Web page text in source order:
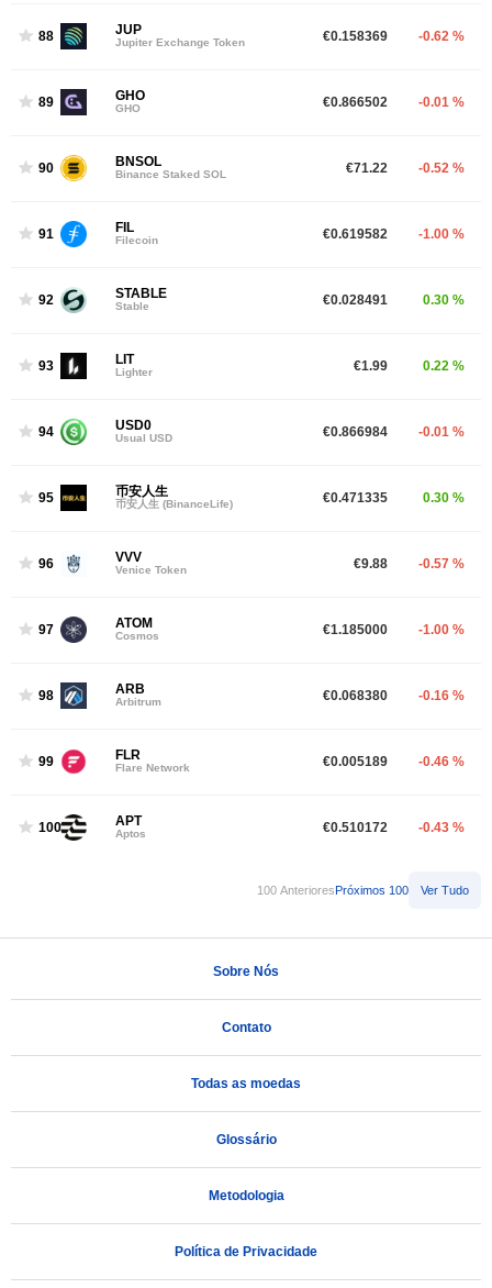
88 JUP
Jupiter Exchange Token €0.158369 -0.62 %
89 GHO
GHO €0.866502 -0.01 %
90 BNSOL
Binance Staked SOL €71.22 -0.52 %
91 FIL
Filecoin €0.619582 -1.00 %
92 STABLE
Stable €0.028491 0.30 %
93 LIT
Lighter €1.99 0.22 %
94 USD0
Usual USD €0.866984 -0.01 %
95 币安人生
币安人生 (BinanceLife) €0.471335 0.30 %
96 VVV
Venice Token €9.88 -0.57 %
97 ATOM
Cosmos €1.185000 -1.00 %
98 ARB
Arbitrum €0.068380 -0.16 %
99 FLR
Flare Network €0.005189 -0.46 %
100 APT
Aptos €0.510172 -0.43 %
100 AnterioresPróximos 100 Ver Tudo
Sobre Nós
Contato
Todas as moedas
Glossário
Metodologia
Política de Privacidade